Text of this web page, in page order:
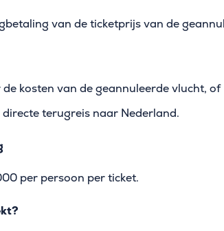
van de ticketprijs van de
kosten van de geannuleerde vlucht, of
directe terugreis naar Nederland.
per persoon per ticket.